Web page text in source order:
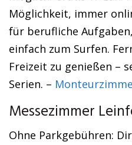
Möglichkeit, immer
für berufliche
einfach zum Surfen.
Freizeit zu genießen –
Serien. –
Messezimmer
Ohne Parkgebühren: